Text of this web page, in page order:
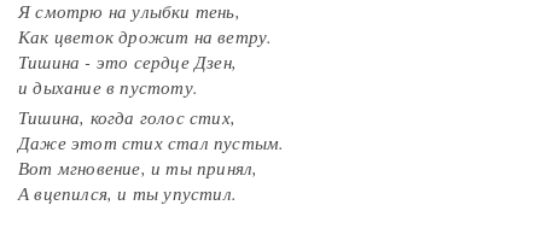
Я смотрю на улыбки тень,
Как цветок дрожит на ветру.
Тишина - это сердце Дзен,
и дыхание в пустоту.
Тишина, когда голос стих,
Даже этот стих стал пустым.
Вот мгновение, и ты принял,
А вцепился, и ты упустил.